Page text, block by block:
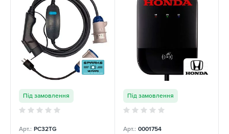
Під замовлення
Арт.: PC32TG
Під замовлення
Арт.: 0001754